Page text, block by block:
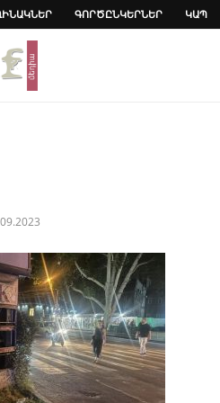
ԳՈՐԾԸՆԿԵՐՆԵՐ ԿԱՊ